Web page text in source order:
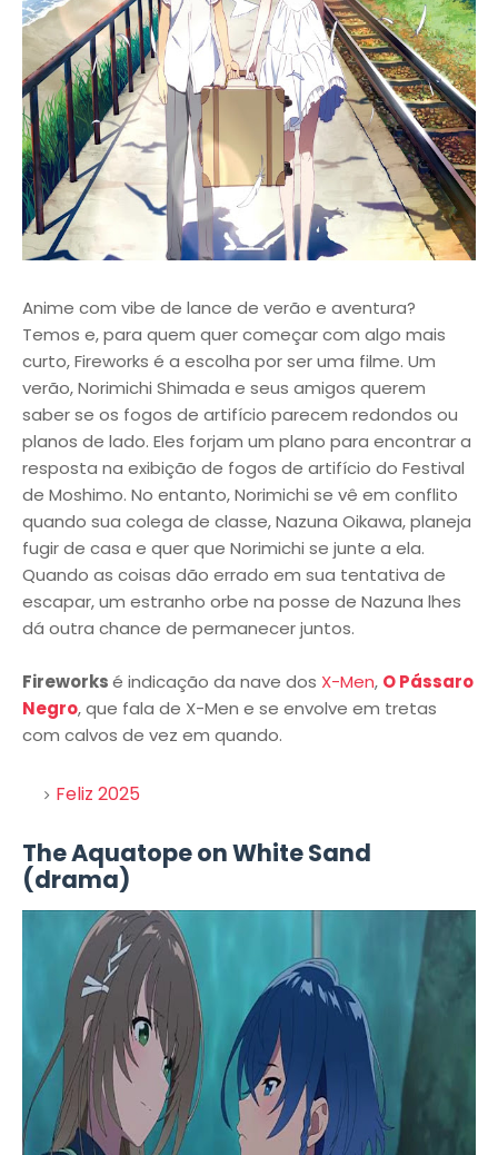
Anime com vibe de lance de verão e aventura?
Temos e, para quem quer começar com algo mais
curto, Fireworks é a escolha por ser uma filme. Um
verão, Norimichi Shimada e seus amigos querem
saber se os fogos de artifício parecem redondos ou
planos de lado. Eles forjam um plano para encontrar a
resposta na exibição de fogos de artifício do Festival
de Moshimo. No entanto, Norimichi se vê em conflito
quando sua colega de classe, Nazuna Oikawa, planeja
fugir de casa e quer que Norimichi se junte a ela.
Quando as coisas dão errado em sua tentativa de
escapar, um estranho orbe na posse de Nazuna lhes
dá outra chance de permanecer juntos.
Fireworksé indicação da nave dos X-Men, O Pássaro
Negro, que fala de X-Men e se envolve em tretas
com calvos de vez em quando.
Feliz 2025
The Aquatope on White Sand
(drama)